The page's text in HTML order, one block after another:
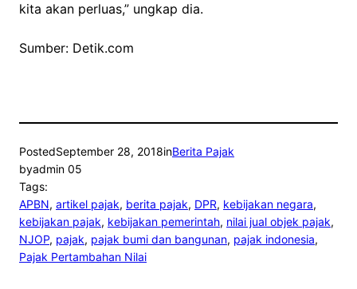
kita akan perluas,” ungkap dia.
Sumber: Detik.com
PostedSeptember 28, 2018inBerita Pajak
byadmin 05
Tags:
APBN, artikel pajak, berita pajak, DPR, kebijakan negara
kebijakan pajak, kebijakan pemerintah, nilai jual objek pajak
NJOP, pajak, pajak bumi dan bangunan, pajak indonesia
Pajak Pertambahan Nilai